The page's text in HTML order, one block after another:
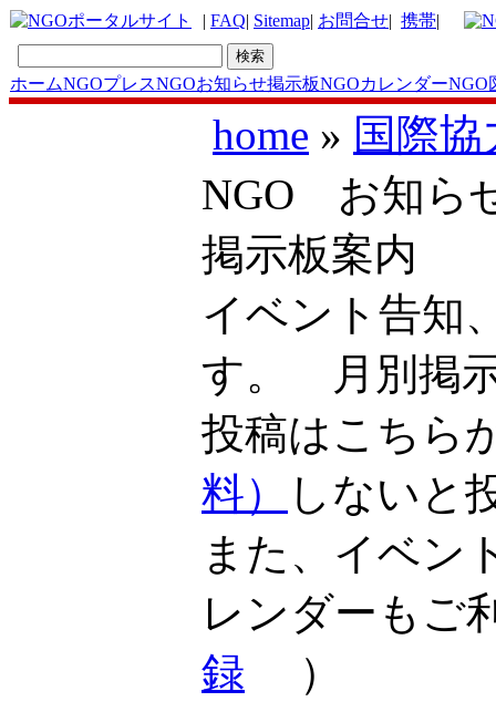
| FAQ| Sitemap| お問合せ| 携帯|
ホームNGOプレスNGOお知らせ掲示板NGOカレンダーNGO
home » 国際
NGO お知ら
掲示板案内
イベント告知
す。 月別掲
投稿はこち
料）
しないと
また、イベン
レンダーもご
録 ）